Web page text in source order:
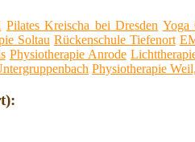
Pilates Kreischa bei Dresden Yoga
Soltau Rückenschule Tiefenort
Physiotherapie Anrode
Physiotherapie